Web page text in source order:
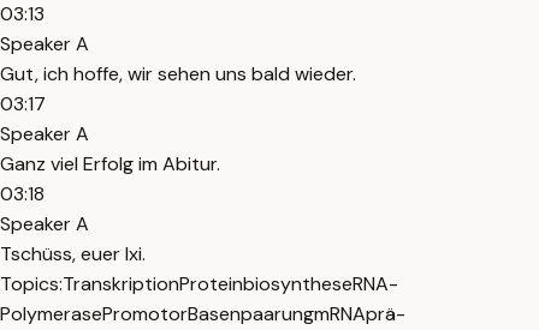
03:13
Speaker A
Gut, ich hoffe, wir sehen uns bald wieder.
03:17
Speaker A
Ganz viel Erfolg im Abitur.
03:18
Speaker A
Tschüss, euer Ixi.
Topics:TranskriptionProteinbiosyntheseRNA-
PolymerasePromotorBasenpaarungmRNAprä-